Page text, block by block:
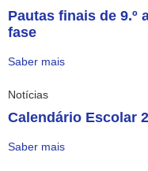
Pautas finais de 9.º
fase
Saber mais
Notícias
Calendário Escolar
Saber mais